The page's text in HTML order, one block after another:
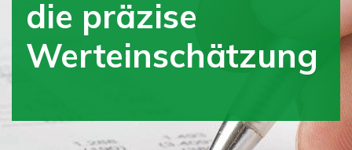
die präzise
Werteinschätzung